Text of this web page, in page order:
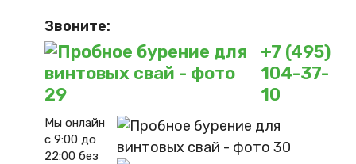
Звоните:
+7 (495)
104-37-
10
Мы онлайн
с 9:00 до
22:00 без